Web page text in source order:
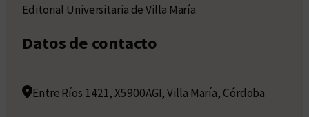
Editorial Universitaria de Villa María
Datos de contacto
Entre Ríos 1421, X5900AGI, Villa María, Córdoba